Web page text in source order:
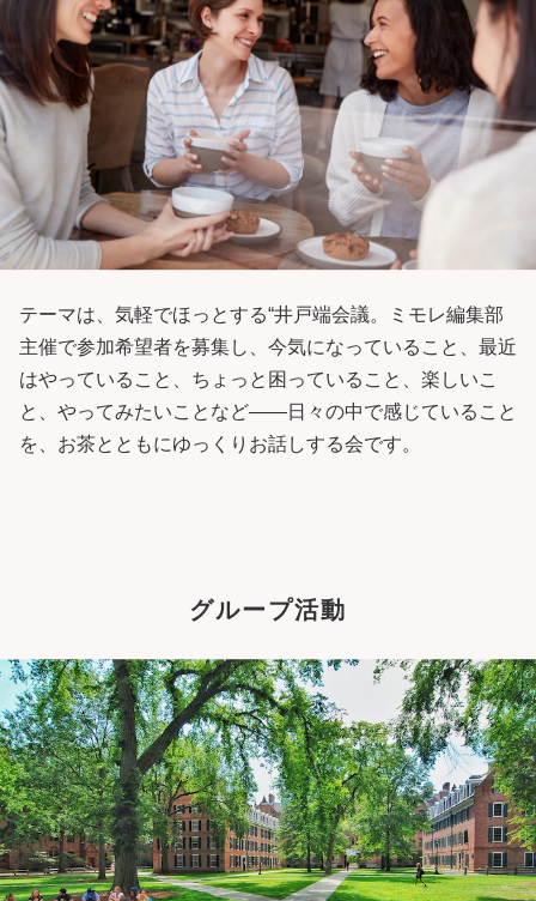
テーマは、気軽でほっとする“井戸端会議。ミモレ編集部
主催で参加希望者を募集し、今気になっていること、最近
はやっていること、ちょっと困っていること、楽しいこ
と、やってみたいことなど——日々の中で感じていること
を、お茶とともにゆっくりお話しする会です。
グループ活動